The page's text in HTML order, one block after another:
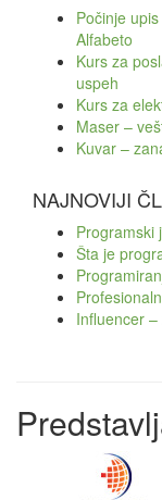
Počinje
Alfabeto
Kurs za
uspeh
Kurs za
Maser –
Kuvar –
NAJNOVIJI
Programski
Šta je
Influencer